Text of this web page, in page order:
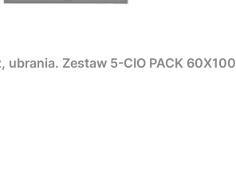
ubrania. Zestaw 5-CIO PACK 60X100